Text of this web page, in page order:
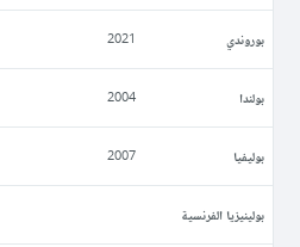
بوروندي 2021
بولندا 2004
بوليفيا 2007
بولينيزيا الفرنسية